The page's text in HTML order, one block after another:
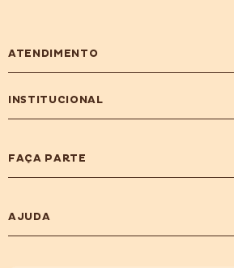
ATENDIMENTO
INSTITUCIONAL
FAÇA PARTE
AJUDA